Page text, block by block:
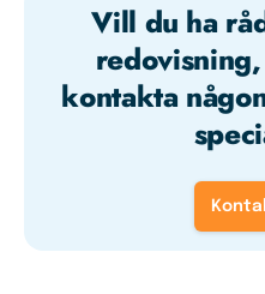
Vill du ha
kontakta